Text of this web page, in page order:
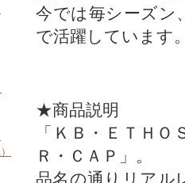
今では毎シーズン
で活躍しています
★商品説明
「ＫＢ・ＥＴＨ
Ｒ・ＣＡＰ」。
品名の通りリアル